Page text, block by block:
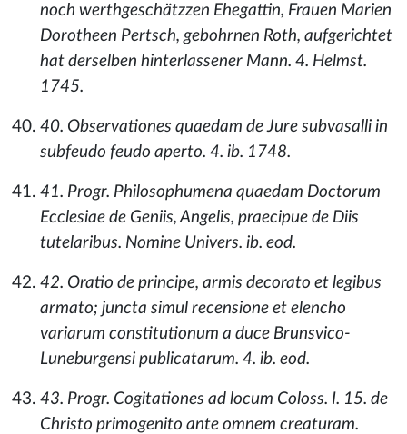
noch werthgeschätzzen Ehegattin, Frauen Marien
Dorotheen Pertsch, gebohrnen Roth, aufgerichtet
hat derselben hinterlassener Mann. 4. Helmst.
1745.
40. Observationes quaedam de Jure subvasalli in
subfeudo feudo aperto. 4. ib. 1748.
41. Progr. Philosophumena quaedam Doctorum
Ecclesiae de Geniis, Angelis, praecipue de Diis
tutelaribus. Nomine Univers. ib. eod.
42. Oratio de principe, armis decorato et legibus
armato; juncta simul recensione et elencho
variarum constitutionum a duce Brunsvico-
Luneburgensi publicatarum. 4. ib. eod.
43. Progr. Cogitationes ad locum Coloss. I. 15. de
Christo primogenito ante omnem creaturam.